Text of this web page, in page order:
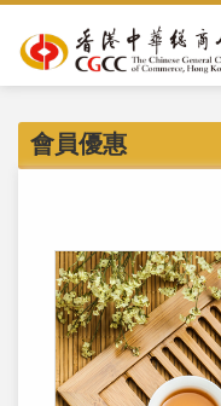
會員優惠